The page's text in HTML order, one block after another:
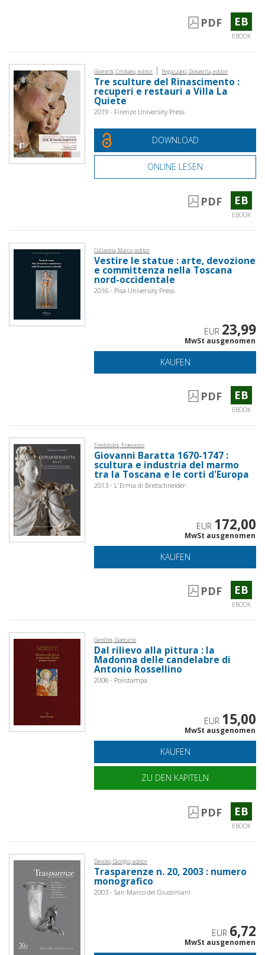
PDF EB
EBOOK
Giometti, Cristiano, editor | Pegazzano, Donatella, editor
Tre sculture del Rinascimento :
recuperi e restauri a Villa La
Quiete
2019 - Firenze University Press
DOWNLOAD
ONLINE LESEN
PDF EB
EBOOK
Collareta, Marco, editor
Vestire le statue : arte, devozione
e committenza nella Toscana
nord-occidentale
2016 - Pisa University Press
EUR 23,99
MwSt ausgenomen
KAUFEN
PDF EB
EBOOK
Freddolini, Francesco
Giovanni Baratta 1670-1747 :
scultura e industria del marmo
tra la Toscana e le corti d'Europa
2013 - L'Erma di Bretschneider
EUR 172,00
MwSt ausgenomen
KAUFEN
PDF EB
EBOOK
Gentilini, Giancarlo
Dal rilievo alla pittura : la
Madonna delle candelabre di
Antonio Rossellino
2008 - Polistampa
EUR 15,00
MwSt ausgenomen
KAUFEN
ZU DEN KAPITELN
PDF EB
EBOOK
Devoto, Giorgio, editor
Trasparenze n. 20, 2003 : numero
monografico
2003 - San Marco dei Giustiniani
EUR 6,72
MwSt ausgenomen